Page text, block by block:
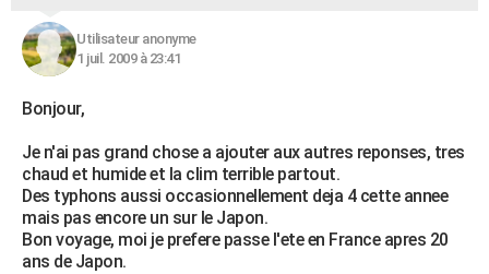
Utilisateur anonyme
1 juil. 2009 à 23:41
Bonjour,
Je n'ai pas grand chose a ajouter aux autres reponses, tres
chaud et humide et la clim terrible partout.
Des typhons aussi occasionnellement deja 4 cette annee
mais pas encore un sur le Japon.
Bon voyage, moi je prefere passe l'ete en France apres 20
ans de Japon.